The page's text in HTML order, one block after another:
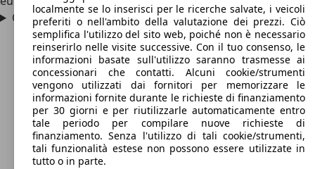
Quanto è grande l’Isuzu Trooper?
localmente se lo inserisci per le ricerche salvate, i veicoli
preferiti o nell'ambito della valutazione dei prezzi. Ciò
semplifica l'utilizzo del sito web, poiché non è necessario
reinserirlo nelle visite successive. Con il tuo consenso, le
informazioni basate sull'utilizzo saranno trasmesse ai
concessionari che contatti. Alcuni cookie/strumenti
vengono utilizzati dai fornitori per memorizzare le
informazioni fornite durante le richieste di finanziamento
per 30 giorni e per riutilizzarle automaticamente entro
tale periodo per compilare nuove richieste di
finanziamento. Senza l'utilizzo di tali cookie/strumenti,
tali funzionalità estese non possono essere utilizzate in
tutto o in parte.